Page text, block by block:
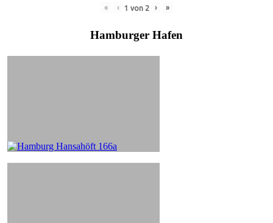
« ‹ 1 von 2 › »
Hamburger Hafen